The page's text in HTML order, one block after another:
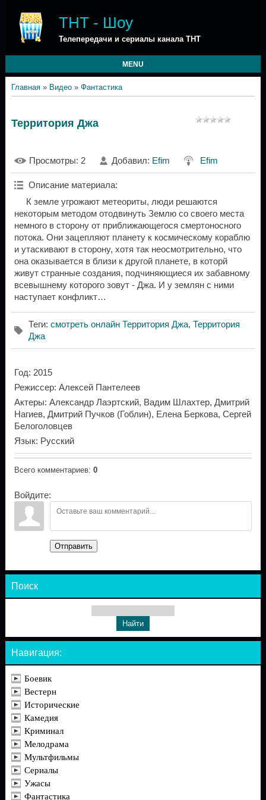
ТНТ - Шоу
Телепередачи и сериалы канала ТНТ
MENU
Главная» Видео» Фантастика
Территория Джа
Просмотры: 2 Добавил: Efim Efim
Описание материала:
К земле угрожают метеориты, люди решаются
некоторым методом отодвинуть Землю со своего места
немного в сторону от приближающегося смертоносного
потока. Они зацепляют планету к космическому кораблю
и утаскивают в сторону, хотя так неосмотрительно, что
она оказывается в близи к другой планете, в которй
живут странные создания, подчиняющиеся их забавному
всевышнему которого зовут - Джа. И у землян с ними
наступает конфликт…
Теги: смотреть онлайн Территория Джа, Территория
Джа
Год: 2015
Режиссер: Алексей Пантелеев
Актеры: Александр Лаэртский, Вадим Шлахтер, Дмитрий
Нагиев, Дмитрий Пучков (Гоблин), Елена Беркова, Сергей
Белоголовцев
Язык: Русский
Всего комментариев: 0
Войдите:
Отправить
Поиск
Навигация:
Боевик
Вестерн
Исторические
Камедия
Криминал
Мелодрама
Мультфильмы
Сериалы
Ужасы
Фантастика